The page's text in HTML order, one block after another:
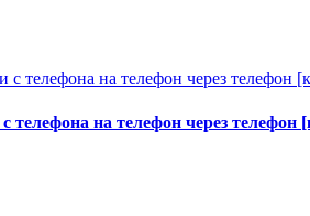
с телефона на телефон через